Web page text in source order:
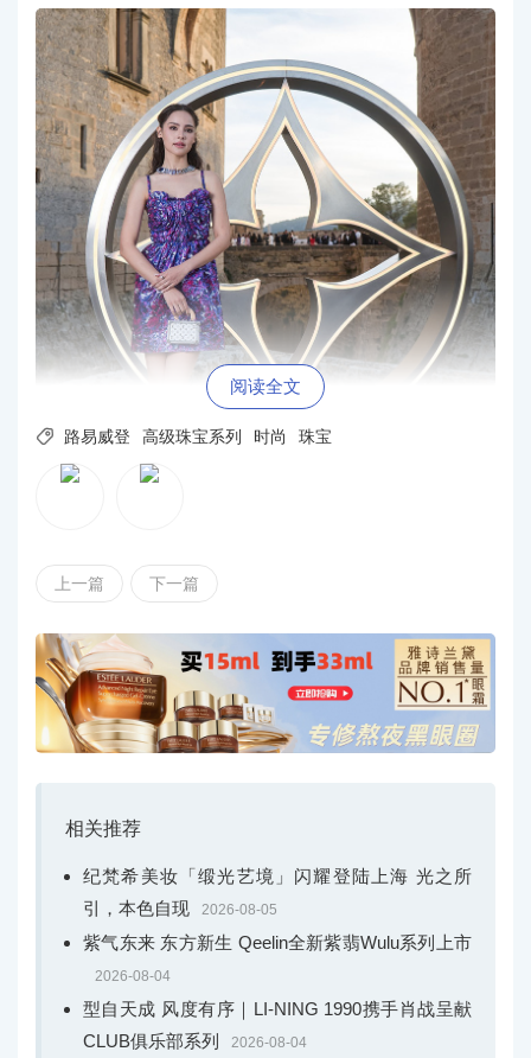
品牌代言人Urassaya Sperbund出席路易威登全新高级珠宝系列发
布活动
品牌代言人Urassaya Sperbund身着路易威登金属光感
紫色花朵短裙,搭配银色金属Micro Malle Capitale手袋及黑
色缎面高跟鞋,并佩戴路易威登Bravery高级珠宝系列Tumbl
er项链,项链镶嵌一颗47.36克拉八角阶梯型切割坦桑石,并点
及钻石;同时搭配LV Diamonds珠宝系列戒指,戒指主石为一
颗2克拉LV Monogram星形切割钻石｡
阅读全文
 路易威登 高级珠宝系列 时尚 珠宝
上一篇 下一篇
相关推荐
纪梵希美妆「缎光艺境」闪耀登陆上海 光之所
引，本色自现
2026-08-05
紫气东来 东方新生 Qeelin全新紫翡Wulu系列上市
2026-08-04
型自天成 风度有序｜LI-NING 1990携手肖战呈献
CLUB俱乐部系列
2026-08-04